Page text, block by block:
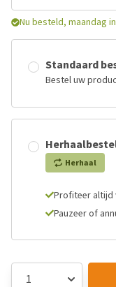
Nu besteld, maandag
Standaard
Bestel uw
Herhaal
Profiteer altijd
Pauzeer of